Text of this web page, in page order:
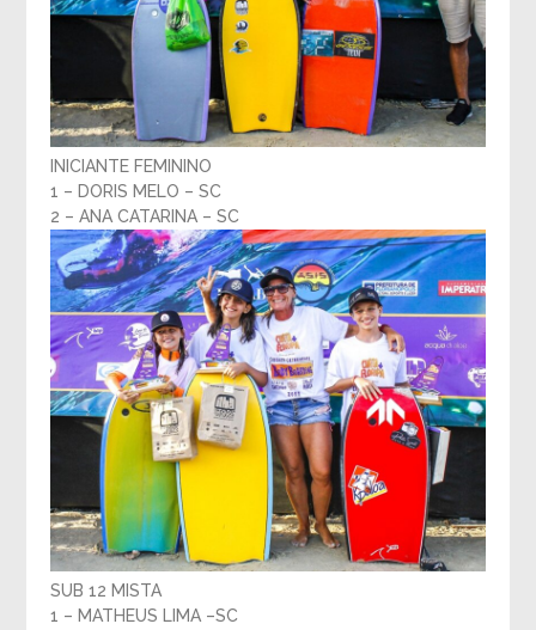
INICIANTE FEMININO
1 – DORIS MELO – SC
2 – ANA CATARINA – SC
SUB 12 MISTA
1 – MATHEUS LIMA –SC